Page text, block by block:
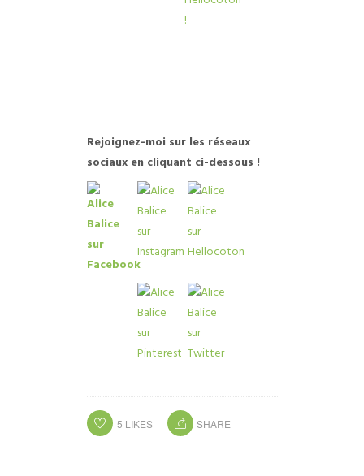
Rejoignez-moi sur les réseaux
sociaux en cliquant ci-dessous !
5 LIKES SHARE